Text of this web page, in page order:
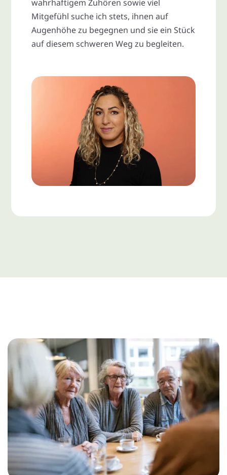
wahrhaftigem Zuhören sowie viel
Mitgefühl suche ich stets, ihnen auf
Augenhöhe zu begegnen und sie ein Stück
auf diesem schweren Weg zu begleiten.